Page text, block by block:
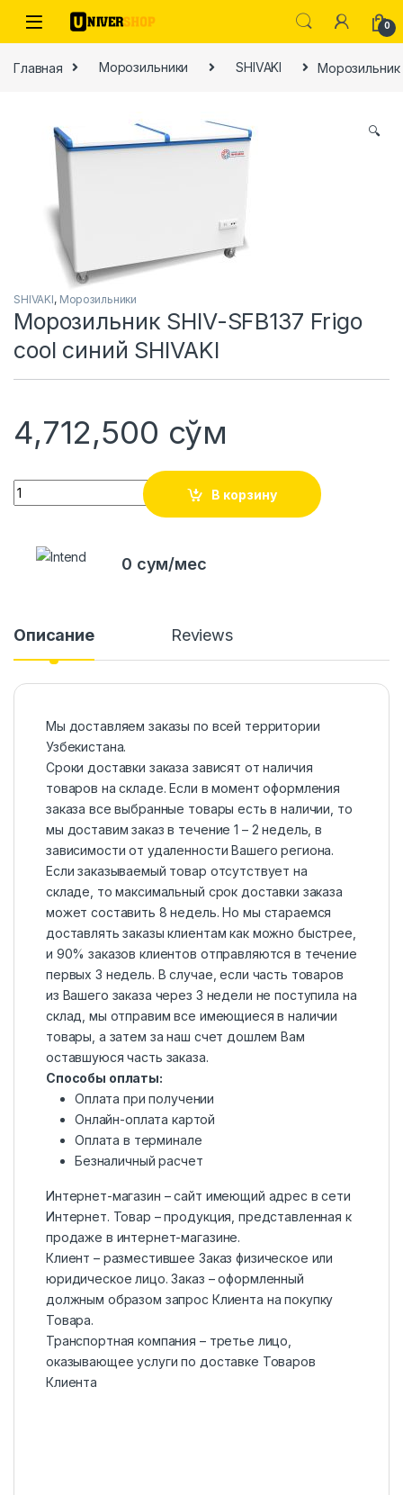
Skip to navigation
Skip to content
0
Главная Морозильники SHIVAKI Морозильник
🔍
SHIVAKI, Морозильники
Морозильник SHIV-SFB137 Frigo
cool синий SHIVAKI
4,712,500 сўм
Quantity
В корзину
0 сум/мес
Описание Reviews
Мы доставляем заказы по всей территории
Узбекистана.
Сроки доставки заказа зависят от наличия
товаров на складе. Если в момент оформления
заказа все выбранные товары есть в наличии, то
мы доставим заказ в течение 1 – 2 недель, в
зависимости от удаленности Вашего региона.
Если заказываемый товар отсутствует на
складе, то максимальный срок доставки заказа
может составить 8 недель. Но мы стараемся
доставлять заказы клиентам как можно быстрее,
и 90% заказов клиентов отправляются в течение
первых 3 недель. В случае, если часть товаров
из Вашего заказа через 3 недели не поступила на
склад, мы отправим все имеющиеся в наличии
товары, а затем за наш счет дошлем Вам
оставшуюся часть заказа.
Способы оплаты:
Оплата при получении
Онлайн-оплата картой
Оплата в терминале
Безналичный расчет
Интернет-магазин – сайт имеющий адрес в сети
Интернет. Товар – продукция, представленная к
продаже в интернет-магазине.
Клиент – разместившее Заказ физическое или
юридическое лицо. Заказ – оформленный
должным образом запрос Клиента на покупку
Товара.
Транспортная компания – третье лицо,
оказывающее услуги по доставке Товаров
Клиента